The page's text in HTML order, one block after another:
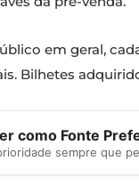
em geral,
Bilhetes
como Fonte
sempre que